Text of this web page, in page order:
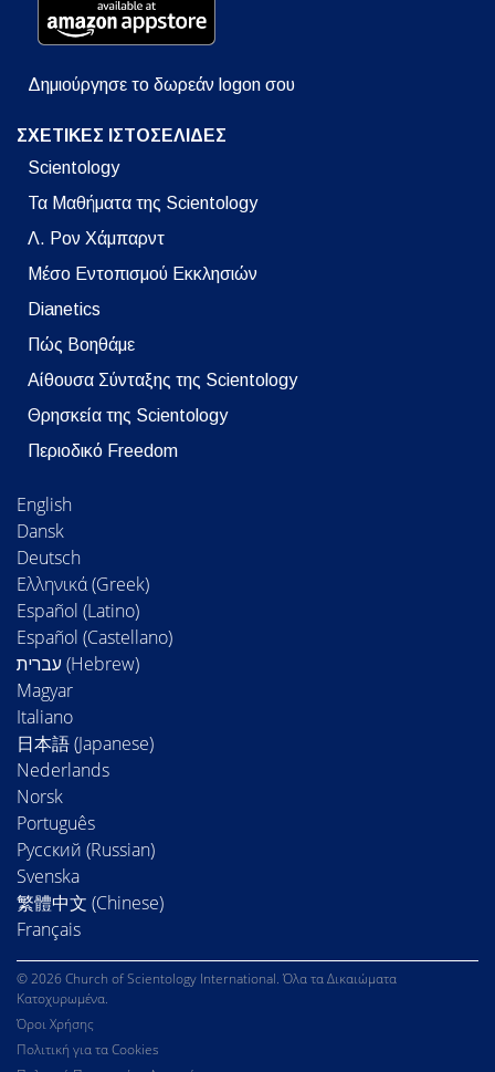
Δημιούργησε το δωρεάν logon σου
ΣΧΕΤΙΚΕΣ ΙΣΤΟΣΕΛΙΔΕΣ
Scientology
Τα Μαθήματα της Scientology
Λ. Ρον Χάμπαρντ
Μέσο Εντοπισμού Εκκλησιών
Dianetics
Πώς Βοηθάμε
Αίθουσα Σύνταξης της Scientology
Θρησκεία της Scientology
Περιοδικό Freedom
English
Dansk
Deutsch
Ελληνικά (Greek)
Español (Latino)
Español (Castellano)
Magyar
Italiano
日本語 (Japanese)
Nederlands
Norsk
Português
Русский (Russian)
Svenska
繁體中文 (Chinese)
Français
© 2026 Church of Scientology International. Όλα τα Δικαιώματα
Κατοχυρωμένα.
Όροι Χρήσης
Πολιτική για τα Cookies